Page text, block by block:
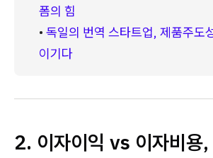
폼의 힘
• 독일의 번역 스타트업, 제품주도
이기다
2. 이자이익 vs 이자비용